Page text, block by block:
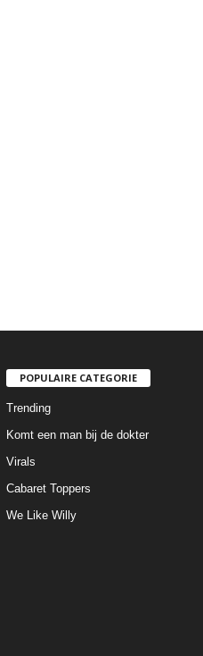
POPULAIRE CATEGORIE
Trending
Komt een man bij de dokter
Virals
Cabaret Toppers
We Like Willy